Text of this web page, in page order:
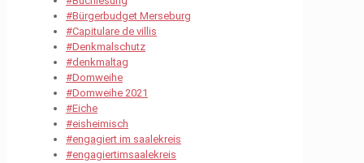
#Bürgerbudget Merseburg
#Capitulare de villis
#Denkmalschutz
#denkmaltag
#Domweihe
#Domweihe 2021
#Eiche
#eisheimisch
#engagiert im saalekreis
#engagiertimsaalekreis